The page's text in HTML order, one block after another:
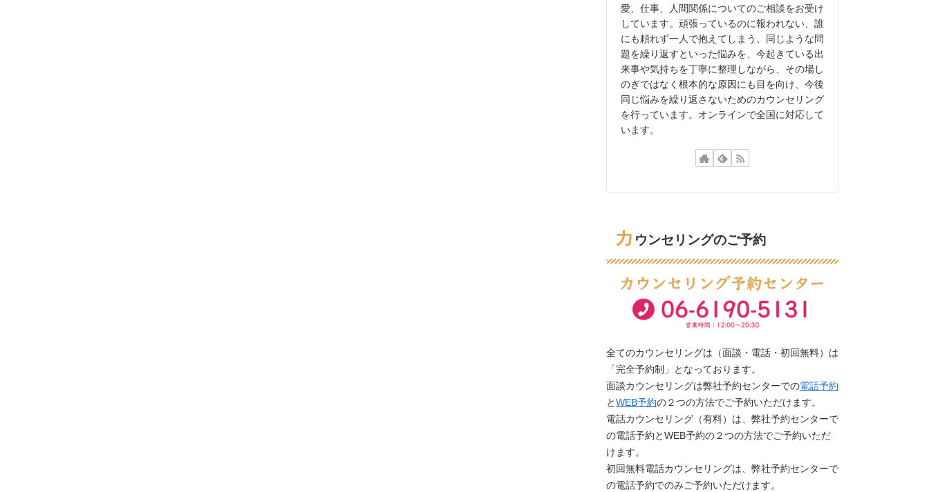
愛、仕事、人間関係についてのご相談をお受け
しています。頑張っているのに報われない、誰
にも頼れず一人で抱えてしまう、同じような問
題を繰り返すといった悩みを、今起きている出
来事や気持ちを丁寧に整理しながら、その場し
のぎではなく根本的な原因にも目を向け、今後
同じ悩みを繰り返さないためのカウンセリング
を行っています。オンラインで全国に対応して
います。
カ ウンセリングのご予約
全てのカウンセリングは（面談・電話・初回無料）は
「完全予約制」となっております。
面談カウンセリングは弊社予約センターでの電話予約
と WEB予約の２つの方法でご予約いただけます。
電話カウンセリング（有料）は、弊社予約センターで
の電話予約とWEB予約の２つの方法でご予約いただ
けます。
初回無料電話カウンセリングは、弊社予約センターで
の電話予約でのみご予約いただけます。